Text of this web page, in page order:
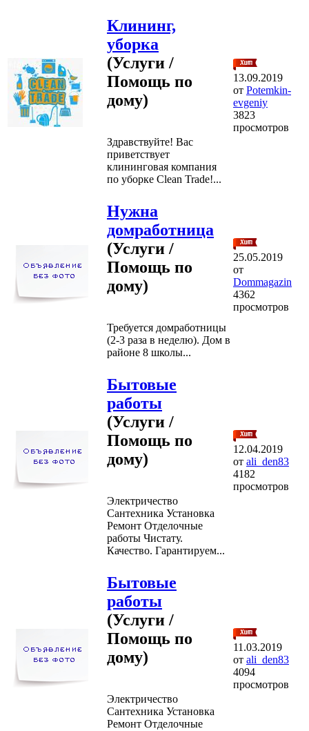
Клининг,
уборка
(Услуги /
Помощь по
дому)
Здравствуйте! Вас
приветствует
клининговая компания
по уборке Clean Trade!...
13.09.2019
от Potemkin-
evgeniy
3823
просмотров
Нужна
домработница
(Услуги /
Помощь по
дому)
Требуется домработницы
(2-3 раза в неделю). Дом в
районе 8 школы...
25.05.2019
от
Dommagazin
4362
просмотров
Бытовые
работы
(Услуги /
Помощь по
дому)
Электричество
Сантехника Установка
Ремонт Отделочные
работы Чистату.
Качество. Гарантируем...
12.04.2019
от ali_den83
4182
просмотров
Бытовые
работы
(Услуги /
Помощь по
дому)
Электричество
Сантехника Установка
Ремонт Отделочные
11.03.2019
от ali_den83
4094
просмотров